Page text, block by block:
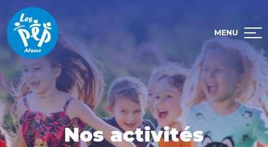
Aller directement à la navigation
Aller directement au contenu
MENU
Nos activités